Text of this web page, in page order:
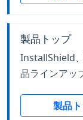
製品トップ
InstallShield
品ラインアッ
製品